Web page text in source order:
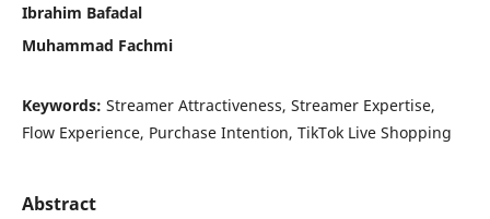
Ibrahim Bafadal
Muhammad Fachmi
Keywords: Streamer Attractiveness, Streamer Expertise,
Flow Experience, Purchase Intention, TikTok Live Shopping
Abstract